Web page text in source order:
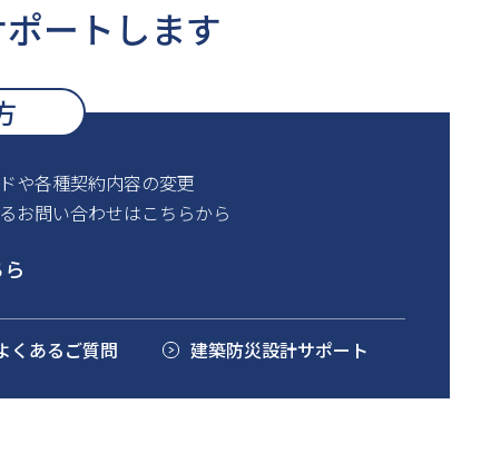
ートします
や各種契約内容の変更
お問い合わせはこちらから
くあるご質問 建築防災設計サポート